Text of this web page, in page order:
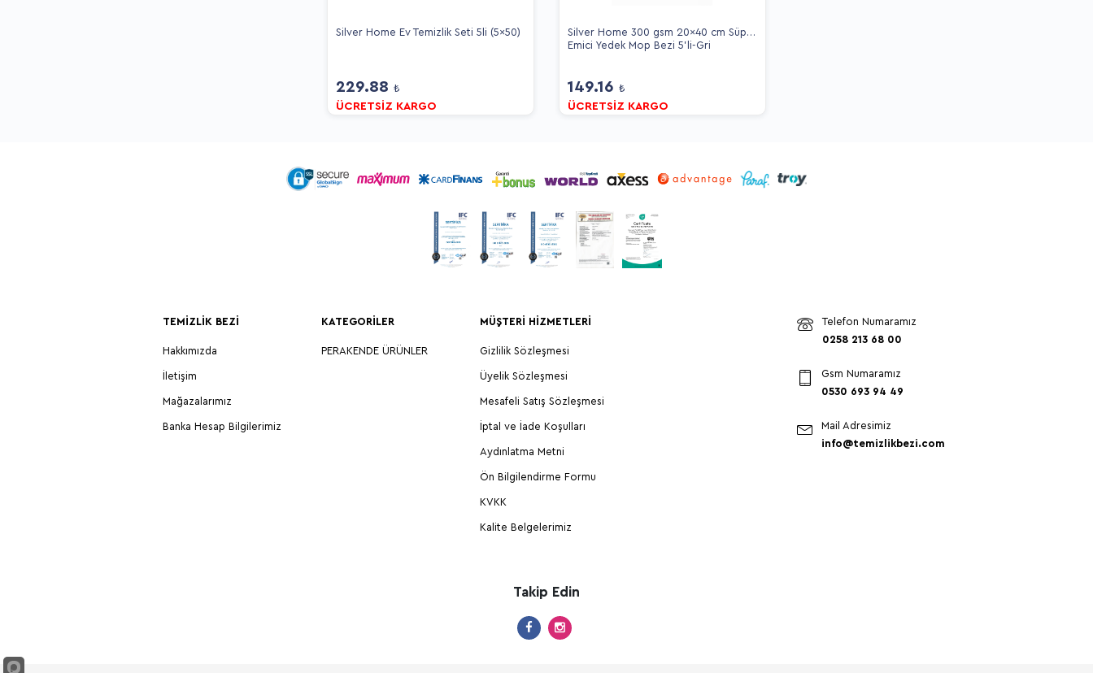
Silver Home Ev Temizlik Seti 5li (5x50)
229.88 ₺
ÜCRETSİZ KARGO
Silver Home 300 gsm 20x40 cm Süper
Emici Yedek Mop Bezi 5'li-Gri
149.16 ₺
ÜCRETSİZ KARGO
TEMIZLIK BEZI
Hakkımızda
İletişim
Mağazalarımız
Banka Hesap Bilgilerimiz
KATEGORILER
PERAKENDE ÜRÜNLER
MÜŞTERI HIZMETLERI
Gizlilik Sözleşmesi
Üyelik Sözleşmesi
Mesafeli Satış Sözleşmesi
İptal ve İade Koşulları
Aydınlatma Metni
Ön Bilgilendirme Formu
KVKK
Kalite Belgelerimiz
Telefon Numaramız
0258 213 68 00
Gsm Numaramız
0530 693 94 49
Mail Adresimiz
info@temizlikbezi.com
Takip Edin